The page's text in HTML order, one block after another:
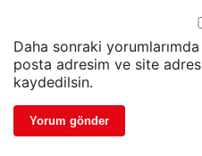
Daha sonraki yorumlarımda
posta adresim ve site
kaydedilsin.